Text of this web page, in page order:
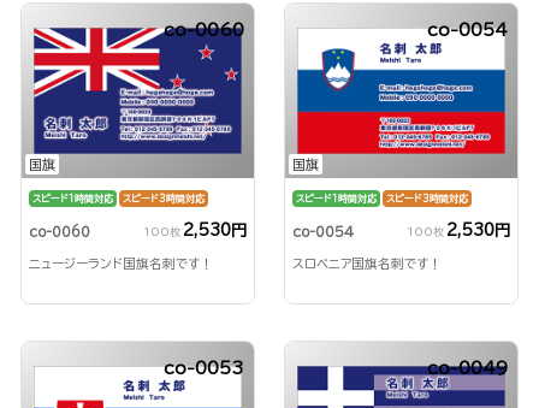
国旗
co-0060
スピード1時間対応 スピード3時間対応
co-0060 100枚 2,530円
ニュージーランド国旗名刺です！
国旗
co-0054
スピード1時間対応 スピード3時間対応
co-0054 100枚 2,530円
スロベニア国旗名刺です！
co-0053 co-0049